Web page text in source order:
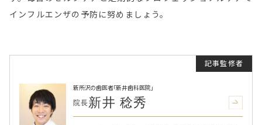
インフルエンザの予防に努めましょう。
新所沢の歯医者「新井歯科医院」
院長新井 稔秀